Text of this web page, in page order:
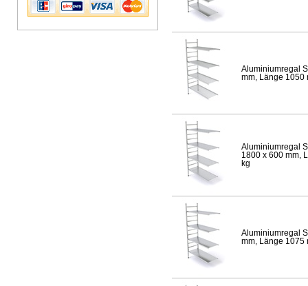
Aluminiumregal
mm, Länge 1050
Aluminiumregal
1800 x 600 mm,
kg
Aluminiumregal
mm, Länge 1075